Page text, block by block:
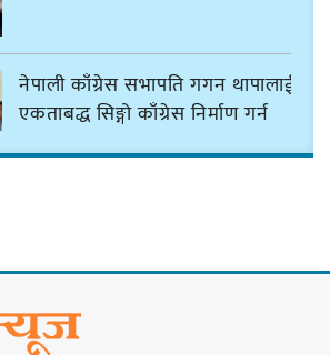
नेपाली काँग्रेस सभापति गगन थापालाई
एकताबद्ध सिङ्गो काँग्रेस निर्माण गर्न
बास्केटबलको उपाधि
प्रभातलाई,पाराडाइज उपविजेतामा
सीमित